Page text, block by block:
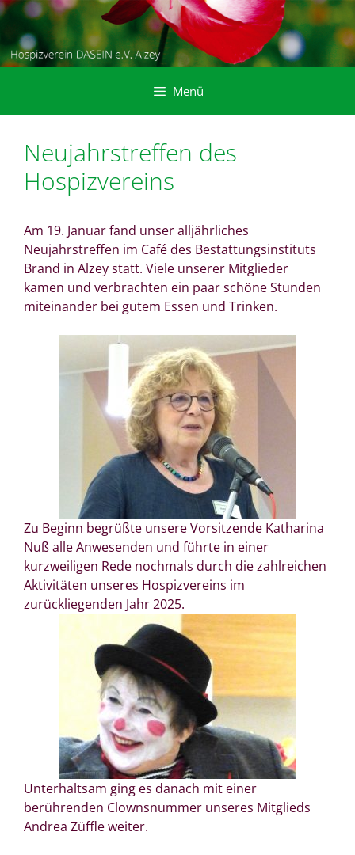
Zum
springen
Menü
Neujahrstreffen des
Hospizvereins
Am 19. Januar fand unser alljährliches
Neujahrstreffen im Café des Bestattungsinstituts
Brand in Alzey statt. Viele unserer Mitglieder
kamen und verbrachten ein paar schöne Stunden
miteinander bei gutem Essen und Trinken.
Zu Beginn begrüßte unsere Vorsitzende Katharina
Nuß alle Anwesenden und führte in einer
kurzweiligen Rede nochmals durch die zahlreichen
Aktivitäten unseres Hospizvereins im
zurückliegenden Jahr 2025.
Unterhaltsam ging es danach mit einer
berührenden Clownsnummer unseres Mitglieds
Andrea Züffle weiter.